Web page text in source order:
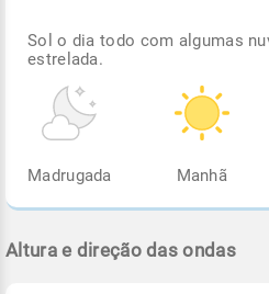
Sol o dia todo com algumas
estrelada.
Madrugada Manhã
Altura e direção das ondas